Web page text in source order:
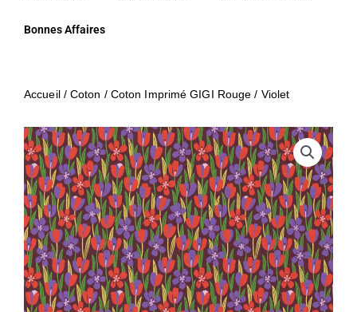
Bonnes Affaires
Accueil/Coton / Coton Imprimé GIGI Rouge / Violet